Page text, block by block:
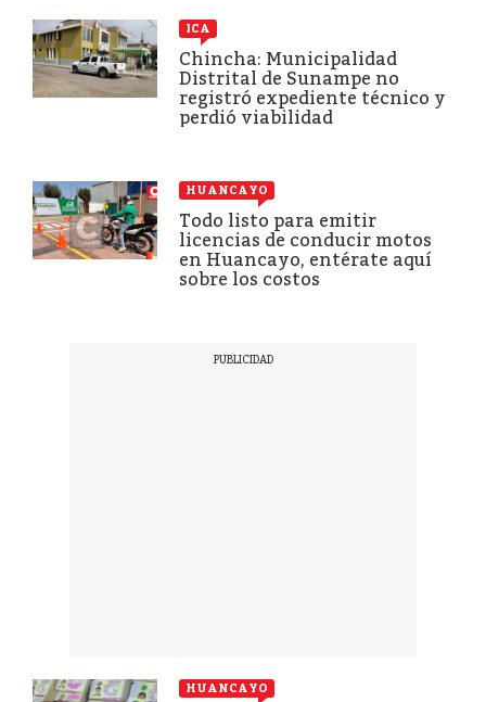
ICA
Chincha: Municipalidad
Distrital de Sunampe no
registró expediente técnico y
perdió viabilidad
HUANCAYO
Todo listo para emitir
licencias de conducir motos
en Huancayo, entérate aquí
sobre los costos
HUANCAYO